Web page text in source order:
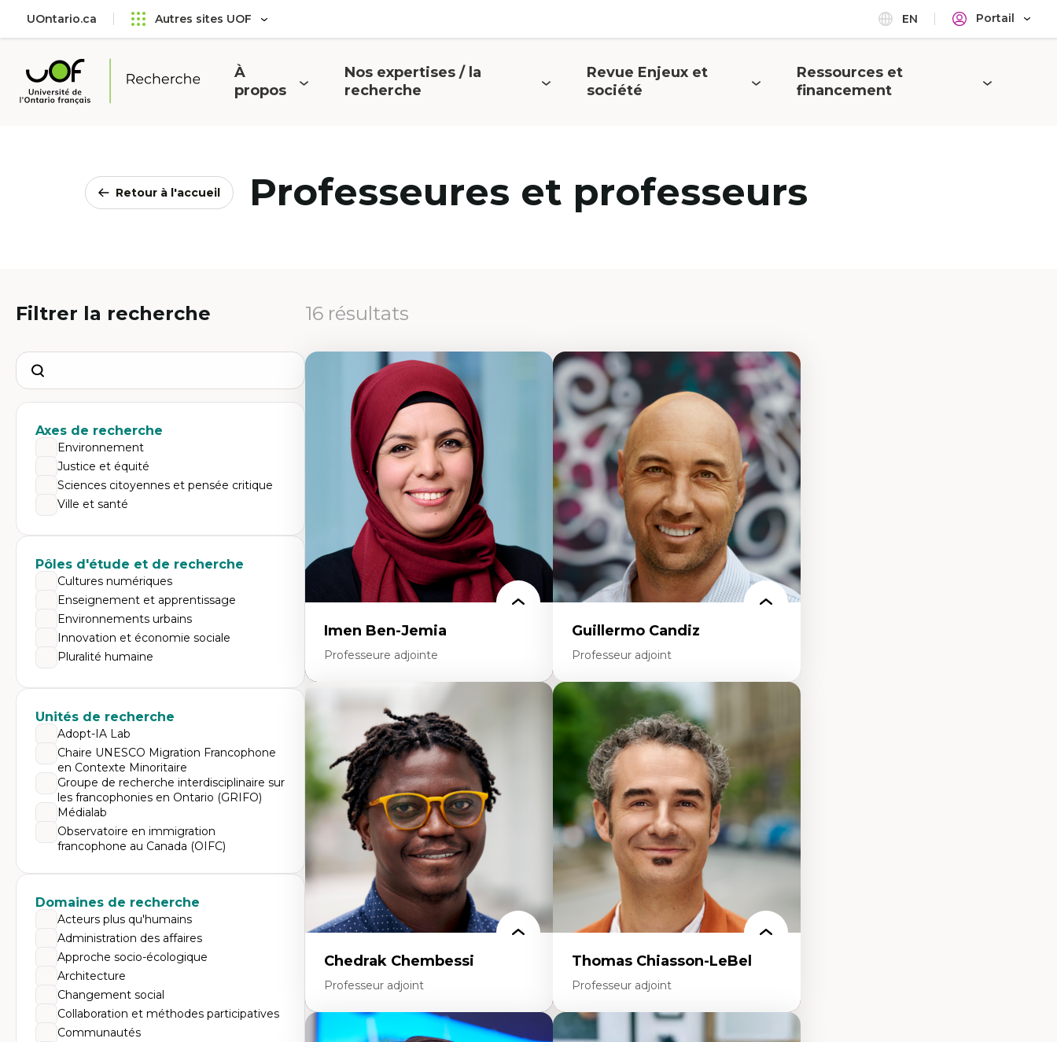
principal
UOntario.ca Autres sites UOF EN Portail
Université
Ouvrir
À
propos
Ouvrir
Nos expertises / la
recherche
Ouvrir
Revue Enjeux et
société
Ouvrir
Ressources et
financement
Retour à l'accueil Professeures et professeurs
Filtrer la recherche
Search
Axes de recherche
Environnement
Justice et équité
Sciences citoyennes et pensée critique
Ville et santé
Pôles d'étude et de recherche
Cultures numériques
Enseignement et apprentissage
Environnements urbains
Innovation et économie sociale
Pluralité humaine
Unités de recherche
Adopt-IA Lab
Chaire UNESCO Migration Francophone
en Contexte Minoritaire
Groupe de recherche interdisciplinaire sur
les francophonies en Ontario (GRIFO)
Médialab
Observatoire en immigration
francophone au Canada (OIFC)
Domaines de recherche
Acteurs plus qu'humains
Administration des affaires
Approche socio-écologique
Architecture
Changement social
Collaboration et méthodes participatives
Communautés
16 résultats
Imen Ben-Jemia
Professeure adjointe
Expertises
Discours sur la ville et représentations
Mosquées, formes et usages au Canada
Reconnaissance et représentations des
communautés immigrantes dans l'espace
urbain
Design architectural et urbain
Patrimoine et patrimonialisation
Études postcoloniales et décolonisation des
savoirs
Guillermo Candiz
Professeur adjoint
Trajectoires migratoires
Migrations forcées
Études des frontières; Enjeux géopolitiques
des migrations
Politiques migratoires
Réfugiés
Demandeurs d’asile
Migrations irrégulières
Migrations temporaires
Migration et changement climatique
Migration et développement
Chedrak Chembessi
Professeur adjoint
Expertises
Thomas Chiasson-LeBel
Professeur adjoint
Expertises